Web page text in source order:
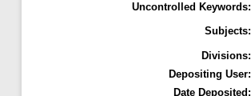
Uncontrolled Keywords:
Subjects:
Divisions:
Depositing User:
Date Deposited: